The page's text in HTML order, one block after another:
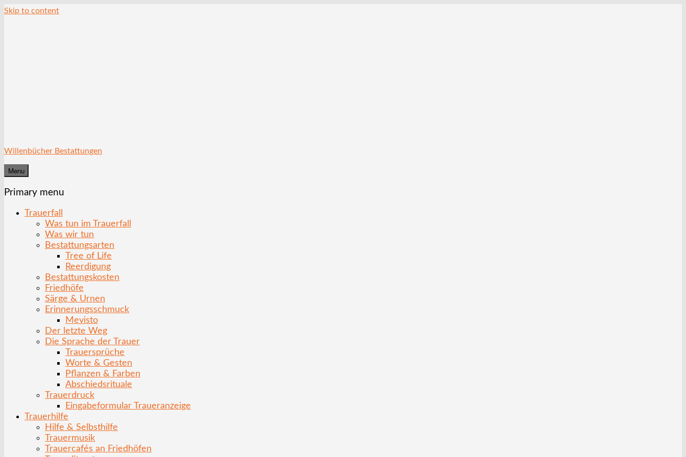
Skip to content
Willenbücher Bestattungen
Menu
Primary menu
Trauerfall
Was tun im Trauerfall
Was wir tun
Bestattungsarten
Tree of Life
Reerdigung
Bestattungskosten
Friedhöfe
Särge & Urnen
Erinnerungsschmuck
Mevisto
Der letzte Weg
Die Sprache der Trauer
Trauersprüche
Worte & Gesten
Pflanzen & Farben
Abschiedsrituale
Trauerdruck
Eingabeformular Traueranzeige
Trauerhilfe
Hilfe & Selbsthilfe
Trauermusik
Trauercafés an Friedhöfen